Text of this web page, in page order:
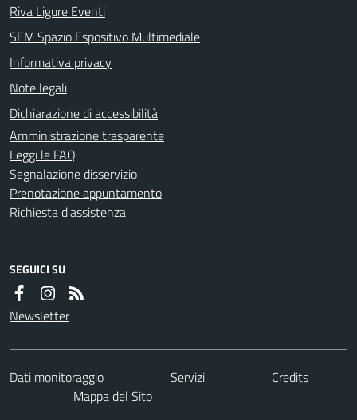
Riva Ligure Eventi
SEM Spazio Espositivo Multimediale
Informativa privacy
Note legali
Dichiarazione di accessibilità
Amministrazione trasparente
Leggi le FAQ
Segnalazione disservizio
Prenotazione appuntamento
Richiesta d'assistenza
SEGUICI SU
Newsletter
Dati monitoraggio Servizi
Credits
Mappa del Sito